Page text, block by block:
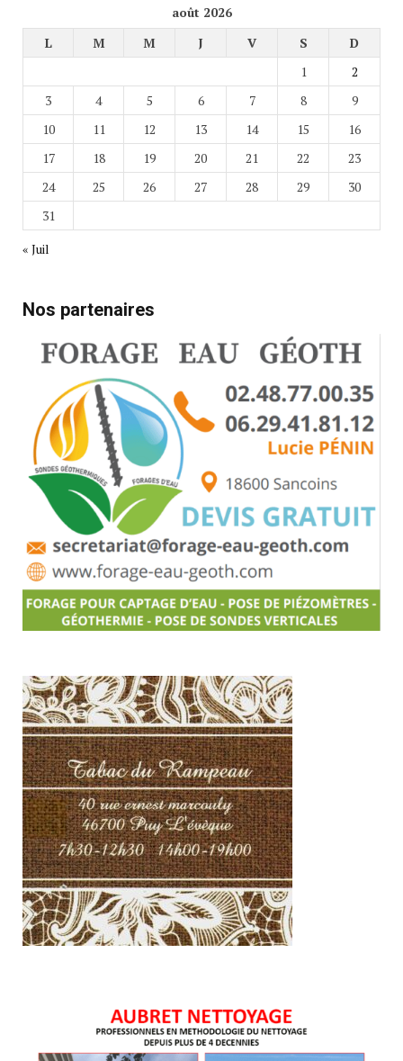
août 2026
L
M M J V S
D
1
2
3
4 5 6 7 8
9
10
11 12 13 14 15
16
17
18 19 20 21 22
23
24
25 26 27 28 29
30
31
« Juil
Nos partenaires